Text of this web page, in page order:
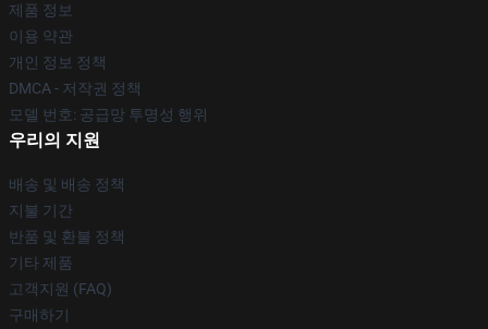
제품 정보
이용 약관
개인 정보 정책
DMCA - 저작권 정책
모델 번호: 공급망 투명성 행위
우리의 지원
배송 및 배송 정책
지불 기간
반품 및 환불 정책
기타 제품
고객지원 (FAQ)
구매하기